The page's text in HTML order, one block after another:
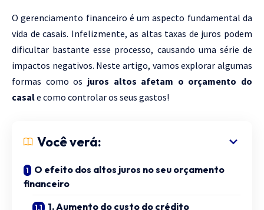
O gerenciamento financeiro é um aspecto fundamental da
vida de casais. Infelizmente, as altas taxas de juros podem
dificultar bastante esse processo, causando uma série de
impactos negativos. Neste artigo, vamos explorar algumas
formas como os juros altos afetam o orçamento do
casale como controlar os seus gastos!
Você verá:
O efeito dos altos juros no seu orçamento
financeiro
1. Aumento do custo do crédito